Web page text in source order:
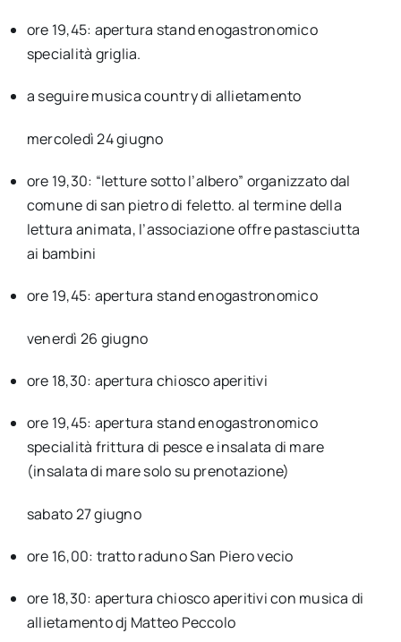
ore 19,45: apertura stand enogastronomico
specialità griglia.
a seguire musica country di allietamento
mercoledì 24 giugno
ore 19,30: “letture sotto l’albero” organizzato dal
comune di san pietro di feletto. al termine della
lettura animata, l’associazione offre pastasciutta
ai bambini
ore 19,45: apertura stand enogastronomico
venerdì 26 giugno
ore 18,30: apertura chiosco aperitivi
ore 19,45: apertura stand enogastronomico
specialità frittura di pesce e insalata di mare
(insalata di mare solo su prenotazione)
sabato 27 giugno
ore 16,00: tratto raduno San Piero vecio
ore 18,30: apertura chiosco aperitivi con musica di
allietamento dj Matteo Peccolo